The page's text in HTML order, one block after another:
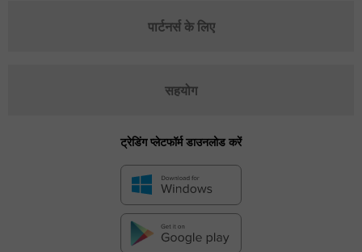
पार्टनर्स के लिए
सहयोग
ट्रेडिंग प्लेटफॉर्म डाउनलोड करें